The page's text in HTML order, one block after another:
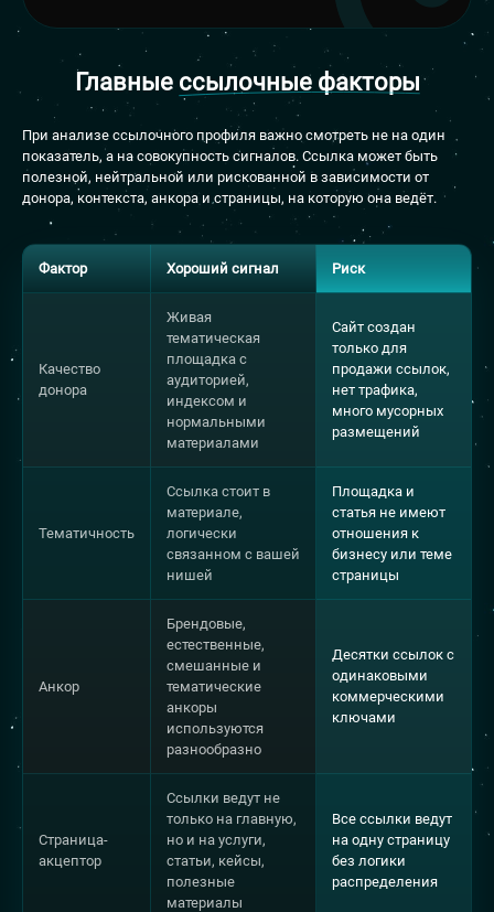
Главные ссылочные факторы
При анализе ссылочного профиля важно смотреть не на один
показатель, а на совокупность сигналов. Ссылка может быть
полезной, нейтральной или рискованной в зависимости от
донора, контекста, анкора и страницы, на которую она ведёт.
Фактор Хороший сигнал Риск
Качество
донора
Живая
тематическая
площадка с
аудиторией,
индексом и
нормальными
материалами
Сайт создан
только для
продажи ссылок,
нет трафика,
много мусорных
размещений
Тематичность
Ссылка стоит в
материале,
логически
связанном с вашей
нишей
Площадка и
статья не имеют
отношения к
бизнесу или теме
страницы
Анкор
Брендовые,
естественные,
смешанные и
тематические
анкоры
используются
разнообразно
Десятки ссылок с
одинаковыми
коммерческими
ключами
Страница-
акцептор
Ссылки ведут не
только на главную,
но и на услуги,
статьи, кейсы,
полезные
материалы
Все ссылки ведут
на одну страницу
без логики
распределения